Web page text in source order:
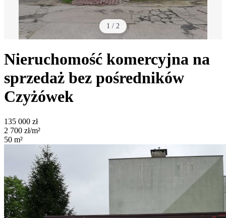
1 / 2
Nieruchomość komercyjna na
sprzedaż bez pośredników
Czyżówek
135 000 zł
2 700 zł/m²
50 m²